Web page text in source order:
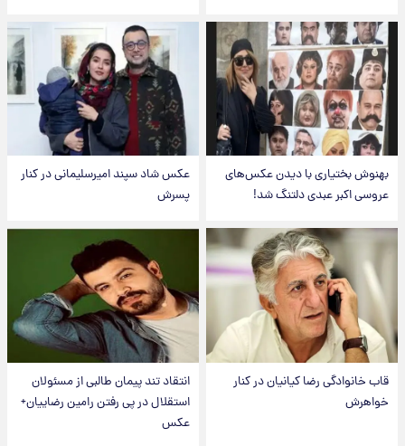
بهنوش بختیاری با دیدن عکس‌های
عروسی اکبر عبدی دلتنگ شد!
عکس شاد سپند امیرسلیمانی در کنار
پسرش
قاب خانوادگی رضا کیانیان در کنار
خواهرش
انتقاد تند پیمان طالبی از مسئولان
استقلال در پی رفتن رامین رضاییان+
عکس